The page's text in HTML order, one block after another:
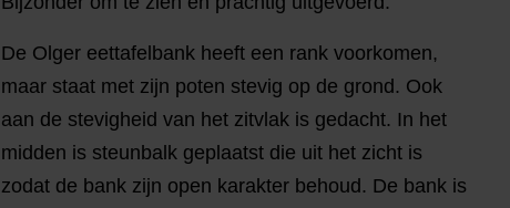
De Olger eettafelbank heeft een rank voorkomen,
maar staat met zijn poten stevig op de grond. Ook
aan de stevigheid van het zitvlak is gedacht. In het
midden is steunbalk geplaatst die uit het zicht is
zodat de bank zijn open karakter behoud. De bank is